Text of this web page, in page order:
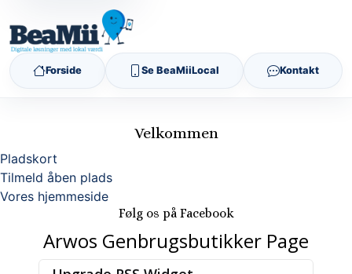
Forside Se BeaMiiLocal Kontakt
Velkommen
Pladskort
Tilmeld åben plads
Vores hjemmeside
Følg os på Facebook